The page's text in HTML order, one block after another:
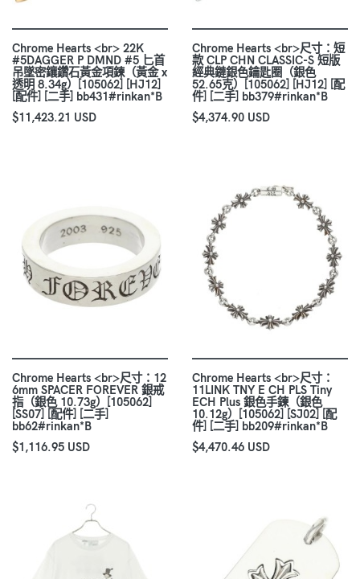
Chrome Hearts <br> 22K
#5DAGGER P DMND #5 匕首
吊墜密鑲鑽石黃金項鍊（黃金 x
透明 8.34g）[105062] [HJ12]
[配件] [二手] bb431#rinkan*B
$11,423.21 USD
Chrome Hearts <br>尺寸：短
款 CLP CHN CLASSIC-S 短版
經典鏈銀色鑰匙圈（銀色
52.65克）[105062] [HJ12] [配
件] [二手] bb379#rinkan*B
$4,374.90 USD
Chrome Hearts <br>尺寸：12
6mm SPACER FOREVER 銀戒
指（銀色 10.73g）[105062]
[SS07] [配件] [二手]
bb62#rinkan*B
$1,116.95 USD
Chrome Hearts <br>尺寸：
11LINK TNY E CH PLS Tiny
ECH Plus 銀色手鍊（銀色
10.12g）[105062] [SJ02] [配
件] [二手] bb209#rinkan*B
$4,470.46 USD